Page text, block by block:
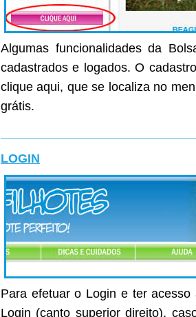
Algumas funcionalidades da
cadastrados e logados. O
clique aqui, que se localiza no
grátis.
LOGIN
Para efetuar o Login e ter
Login (canto superior direito),